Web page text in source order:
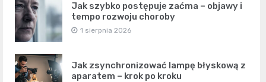
Jak szybko postępuje zaćma – objawy i
tempo rozwoju choroby
1 sierpnia 2026
Jak zsynchronizować lampę błyskową z
aparatem – krok po kroku